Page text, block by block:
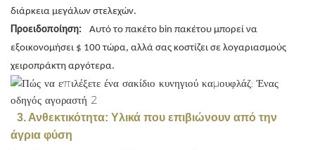
διάρκεια μεγάλων στελεχών.
Προειδοποίηση:
Αυτό το πακέτο bin πακέτου μπορεί να
εξοικονομήσει $ 100 τώρα, αλλά σας κοστίζει σε λογαριασμούς
χειροπράκτη αργότερα.
3. Ανθεκτικότητα: Υλικά που επιβιώνουν από την
άγρια φύση